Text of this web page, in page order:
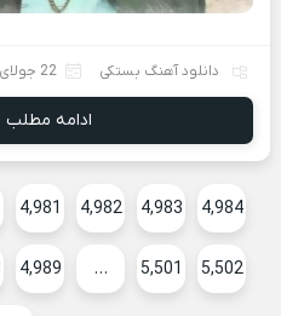
دانلود آهنگ بستکی 22 جولای 2020
ادامه مطلب
4,981 4,982 4,983 4,984
4,989 … 5,501 5,502